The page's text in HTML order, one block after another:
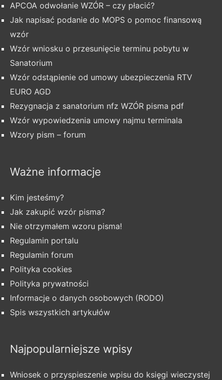
APCOA odwołanie WZÓR – czy płacić?
Jak napisać podanie do MOPS o pomoc finansową
wzór
Wzór wniosku o przesunięcie terminu pobytu w
Sanatorium
Wzór odstąpienie od umowy ubezpieczenia RTV
EURO AGD
Rezygnacja z sanatorium nfz WZÓR pisma pdf
Wzór wypowiedzenia umowy najmu terminala
Wzory pism – forum
Ważne informacje
Kim jesteśmy?
Jak zakupić wzór pisma?
Nie otrzymałem wzoru pisma!
Regulamin portalu
Regulamin forum
Polityka cookies
Polityka prywatności
Informacje o danych osobowych (RODO)
Spis wszystkich artykułów
Najpopularniejsze wpisy
Wniosek o przyspieszenie wpisu do księgi wieczystej